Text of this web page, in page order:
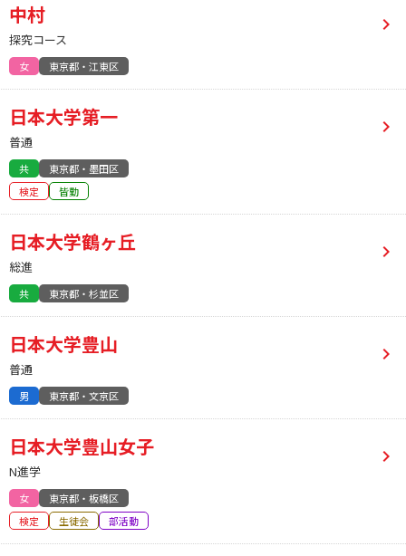
中村
探究コース
女 東京都・江東区
日本大学第一
普通
共
東京都・墨田区
検定
皆勤
日本大学鶴ヶ丘
総進
共 東京都・杉並区
日本大学豊山
普通
男 東京都・文京区
日本大学豊山女子
N進学
女
東京都・板橋区
検定
生徒会 部活動